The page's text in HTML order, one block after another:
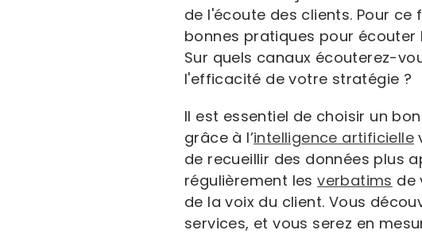
de l'écoute des clients. Pour
bonnes pratiques pour
Sur quels canaux écouterez-
l'efficacité de votre stratégie ?
Il est essentiel de choisir un
grâce à l’intelligence artificielle
de recueillir des données plus
régulièrement lesverbatims de
de la voix du client. Vous
services, et vous serez en